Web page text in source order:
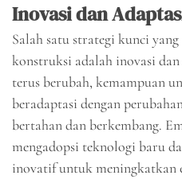
Inovasi dan
Salah satu strategi kunci
konstruksi adalah inovasi
terus berubah, kemampuan
beradaptasi dengan
bertahan dan berkembang.
mengadopsi teknologi baru
inovatif untuk meningkatkan